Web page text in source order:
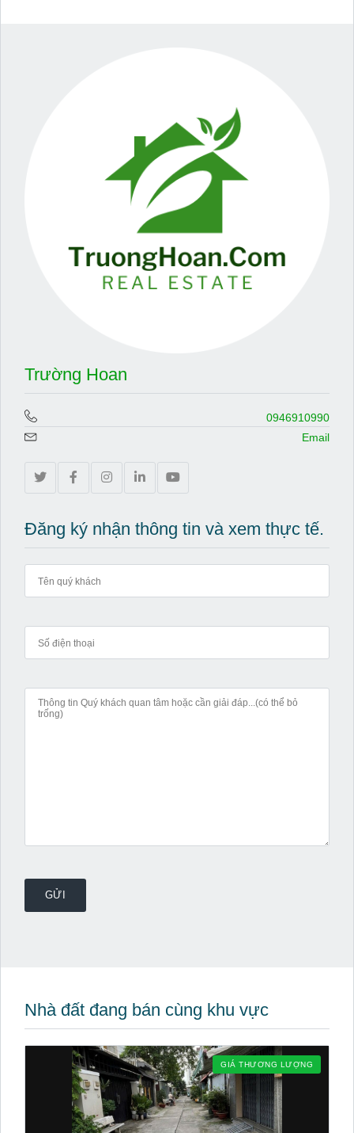
Trường Hoan
0946910990
Email
Đăng ký nhận thông tin và xem thực tế.
Nhà đất đang bán cùng khu vực
GIÁ THƯƠNG LƯỢNG